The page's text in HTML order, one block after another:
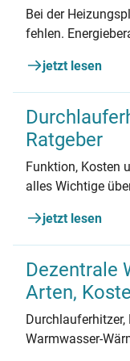
Bei der
fehlen.
jetzt lesen
Ratgeber
Funktion, Kosten
alles Wichtige
jetzt lesen
Dezentrale
Arten,
Warmwasser-